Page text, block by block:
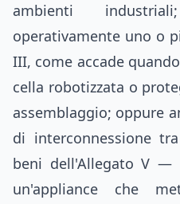
ambienti
operativamente uno o
III, come accade
cella robotizzata o
assemblaggio; oppure
di interconnessione
beni dell'Allegato V —
un'appliance che